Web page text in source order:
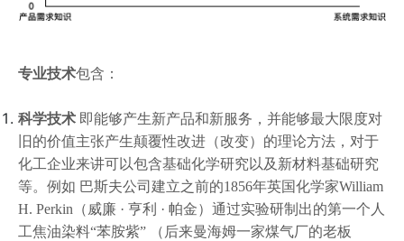
专业技术包含：
科学技术 即能够产生新产品和新服务，并能够最大限度对
旧的价值主张产生颠覆性改进（改变）的理论方法，对于
化工企业来讲可以包含基础化学研究以及新材料基础研究
等。例如 巴斯夫公司建立之前的1856年英国化学家William
H. Perkin（威廉 · 亨利 · 帕金）通过实验研制出的第一个人
工焦油染料“苯胺紫” （后来曼海姆一家煤气厂的老板